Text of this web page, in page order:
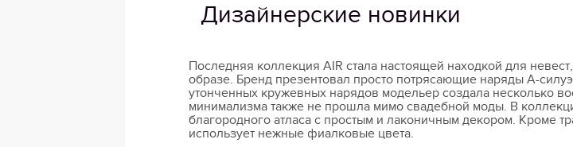
Дизайнерские новинки
Последняя коллекция AIR стала настоящей находкой для
образе. Бренд презентовал просто потрясающие наряды А-
утонченных кружевных нарядов модельер создала несколько
минимализма также не прошла мимо свадебной моды. В
благородного атласа с простым и лаконичным декором. Кроме
использует нежные фиалковые цвета.